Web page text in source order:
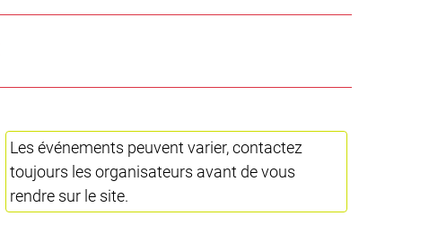
Les événements peuvent varier, contactez
toujours les organisateurs avant de vous
rendre sur le site.